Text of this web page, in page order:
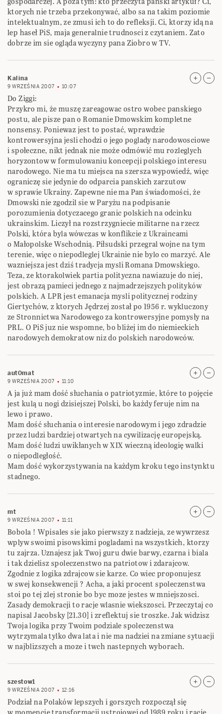
ktorych nie trzeba przekonywać, albo sa na takim poziomie
intelektualnym, ze zmusi ich to do refleksji. Ci, ktorzy idą na
lep haseł PiS, maja generalnie trudnosci z czytaniem. Zato
dobrze im sie ogląda wyczyny pana Ziobro w TV.
Kalina
9 WRZEŚNIA 2007 10:07
Do Ziggi:
Przykro mi, że muszę zareagowac ostro wobec panskiego
postu, ale pisze pan o Romanie Dmowskim kompletne
nonsensy. Poniewaz jest to postać, wprawdzie
kontrowersyjna jesli chodzi o jego poglady narodowosciowe
i społeczne, nikt jednak nie może odmówić mu rozleglych
horyzontow w formulowaniu koncepcji polskiego interesu
narodowego. Nie ma tu miejsca na szersza wypowiedź, więc
ograniczę sie jedynie do odparcia panskich zarzutow
w sprawie Ukrainy. Zapewne nie ma Pan świadomości, że
Dmowski nie zgodzil sie w Paryżu na podpisanie
porozumienia dotyczacego granic polskich na odcinku
ukrainskim. Liczył na rozstrzygniecie militarne na rzecz
Polski, która byla wówczas w konflikcie z Ukraincami
o Małopolske Wschodnią. Piłsudski przegral wojne na tym
terenie, więc o niepodleglej Ukrainie nie bylo co marzyć. Ale
wazniejsza jest dziś tradycja mysli Romana Dmowskiego.
Teza, ze ktorakolwiek partia polityczna nawiazuje do niej,
jest obrazą pamieci jednego z najmadrzejszych polityków
polskich. A LPR jest emanacja mysli politycznej rodziny
Giertychów, z ktorych Jędrzej został po 1956 r. wykluczony
ze Stronnictwa Narodowego za kontrowersyjne pomysły na
PRL. O PiS juz nie wspomne, bo bliżej im do niemieckich
narodowych demokratow niz do polskich narodowców.
aut0mat
9 WRZEŚNIA 2007 11:10
A ja już mam dość słuchania o patriotyzmie, które to pojęcie
jest kulą u nogi dzisiejszej Polski, bo każdy feruje nim na
lewo i prawo.
Mam dość słuchania o interesie narodowym i jego zdradzie
przez ludzi bardziej otwartych na cywilizację europejską.
Mam dość ludzi uwikłanych w XIX wieczną ideologię walki
o niepodległość.
Mam dość wykorzystywania na każdym kroku tego instynktu
stadnego.
mt
9 WRZEŚNIA 2007 11:11
Bobola ! Wpisales sie jako pierwszy z nadzieja, ze wywrzesz
wplyw swoimi pisowskimi pogladami na wszystkich, ktorzy
tu zajrza. Uznajesz jak Twoj guru dwie barwy, czarna i biala
i tak dzielisz spoleczenstwo na patriotow i zdarajcow.
Zgodnie z logika zdrajcow sie karze. Co wiec proponujesz
w swej konsekwencji ? Acha, a jaki procent spoleczenstwa
stoi po tej zlej stronie bo byc moze jestes w mniejszosci.
Zasady demokracji to racje wlasnie wiekszosci. Przeczytaj co
napisal Jacobsky [21.30] i zreflektuj sie troszke. Jak widzisz
Twoja logika przy Twoim podziale spoleczenstwa
wytrzymala tylko dwa lata i nie ma nadziei na zmiane sytuacji
w najblizszych a moze i twch nastepnych wyborach.
szestow1
9 WRZEŚNIA 2007 12:16
Podział na Polaków lepszych i gorszych rozpoczął się